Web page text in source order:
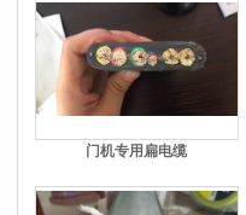
门机专用扁电缆